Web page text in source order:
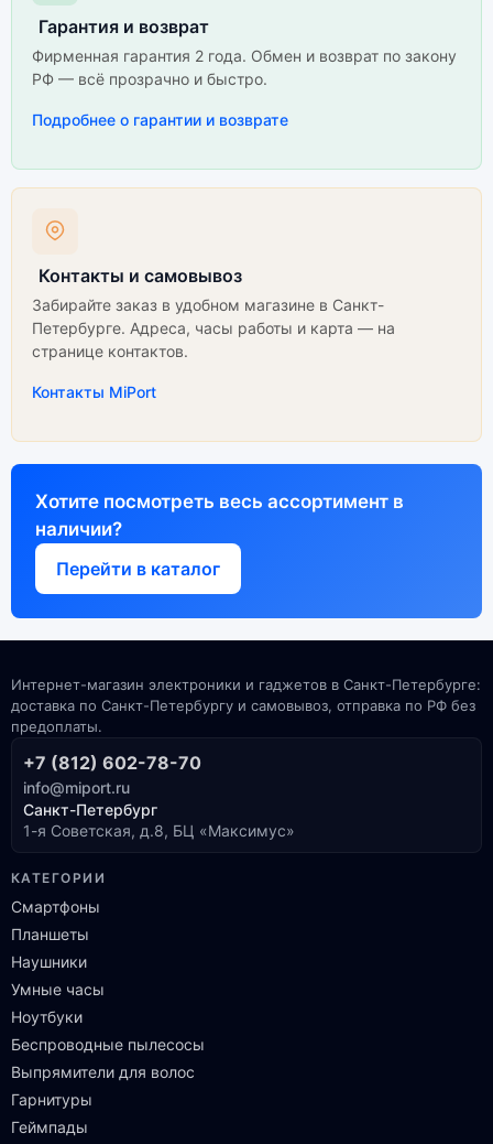
Гарантия и возврат
Фирменная гарантия 2 года. Обмен и возврат по закону
РФ — всё прозрачно и быстро.
Подробнее о гарантии и возврате
Контакты и самовывоз
Забирайте заказ в удобном магазине в Санкт-
Петербурге. Адреса, часы работы и карта — на
странице контактов.
Контакты MiPort
Хотите посмотреть весь ассортимент в
наличии?
Перейти в каталог
Интернет-магазин электроники и гаджетов в Санкт-Петербурге:
доставка по Санкт-Петербургу и самовывоз, отправка по РФ без
предоплаты.
+7 (812) 602-78-70
info@miport.ru
Санкт-Петербург
1-я Советская, д.8, БЦ «Максимус»
КАТЕГОРИИ
Смартфоны
Планшеты
Наушники
Умные часы
Ноутбуки
Беспроводные пылесосы
Выпрямители для волос
Гарнитуры
Геймпады